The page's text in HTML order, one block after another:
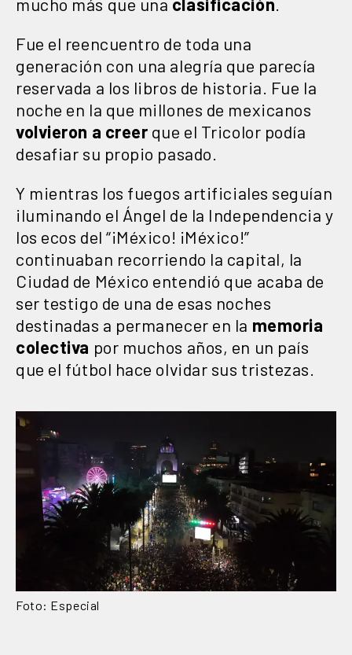
Fue el reencuentro de toda una
generación con una alegría que parecía
reservada a los libros de historia. Fue la
noche en la que millones de mexicanos
volvieron a creer que el Tricolor podía
desafiar su propio pasado.
Y mientras los fuegos artificiales seguían
iluminando el Ángel de la Independencia y
los ecos del “¡México! ¡México!”
continuaban recorriendo la capital, la
Ciudad de México entendió que acaba de
ser testigo de una de esas noches
destinadas a permanecer en la memoria
colectiva por muchos años, en un país
que el fútbol hace olvidar sus tristezas.
Foto: Especial